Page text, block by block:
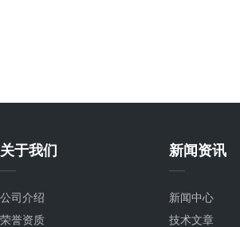
关于我们
公司介绍
荣誉资质
新闻资讯
新闻中心
技术文章